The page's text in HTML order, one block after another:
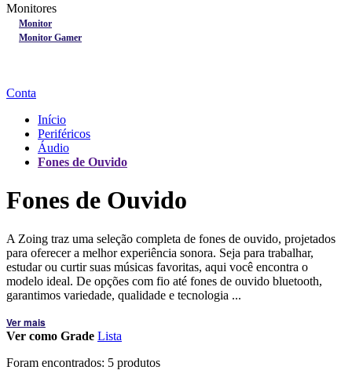
Monitores
Monitor
Monitor Gamer
Conta
Início
Periféricos
Áudio
Fones de Ouvido
Fones de Ouvido
A Zoing traz uma seleção completa de fones de ouvido, projetados
para oferecer a melhor experiência sonora. Seja para trabalhar,
estudar ou curtir suas músicas favoritas, aqui você encontra o
modelo ideal. De opções com fio até fones de ouvido bluetooth,
garantimos variedade, qualidade e tecnologia ...
Ver mais
Ver como Grade Lista
Foram encontrados: 5 produtos